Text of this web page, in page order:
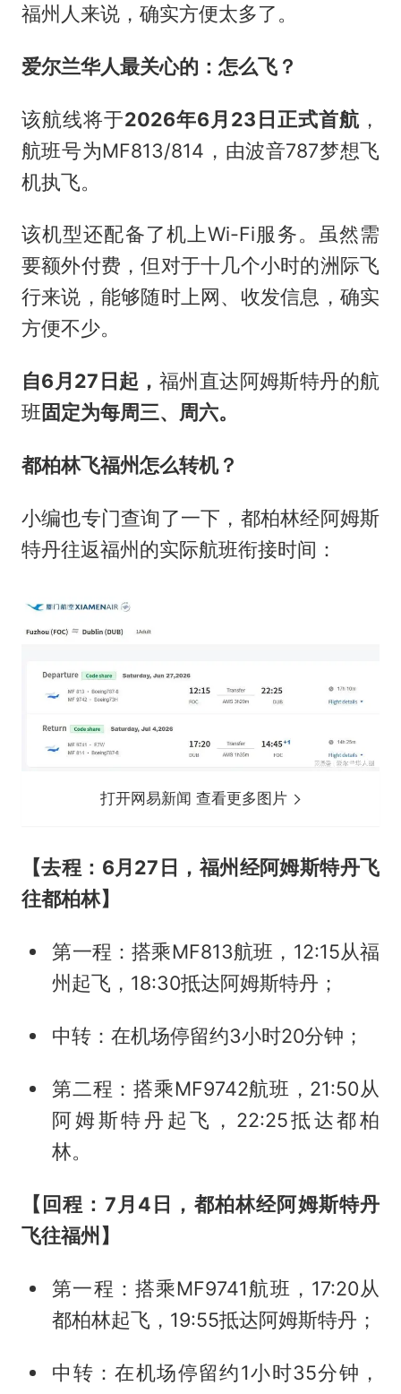
福州人来说，确实方便太多了。
爱尔兰华人最关心的：怎么飞？
该航线将于2026年6月23日正式首航 ，
航班号为MF813/814，由波音787梦想飞
机执飞。
该机型还配备了机上Wi-Fi服务。虽然需
要额外付费，但对于十几个小时的洲际飞
行来说，能够随时上网、收发信息，确实
方便不少。
自6月27日起， 福州直达阿姆斯特丹的航
班固定为每周三、周六。
都柏林飞福州怎么转机？
小编也专门查询了一下，都柏林经阿姆斯
特丹往返福州的实际航班衔接时间：
打开网易新闻 查看更多图片
【去程：6月27日，福州经阿姆斯特丹飞
往都柏林】
第一程：搭乘MF813航班，12:15从福
州起飞，18:30抵达阿姆斯特丹；
中转：在机场停留约3小时20分钟；
第二程：搭乘MF9742航班，21:50从
阿姆斯特丹起飞，22:25抵达都柏
林。
【回程：7月4日，都柏林经阿姆斯特丹
飞往福州】
第一程：搭乘MF9741航班，17:20从
都柏林起飞，19:55抵达阿姆斯特丹；
中转：在机场停留约1小时35分钟，